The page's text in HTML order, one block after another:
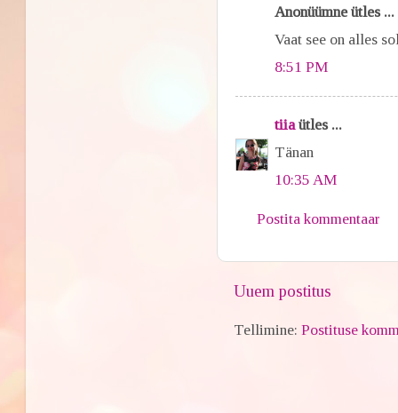
Anonüümne ütles ...
Vaat see on alles
8:51 PM
tiiaütles ...
Tänan
10:35 AM
Postita kommentaar
Uuem postitus
Tellimine:Postituse